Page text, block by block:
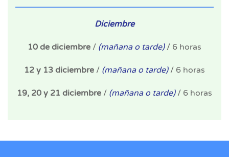
Diciembre
10 de diciembre / (mañana o tarde) / 6 horas
12 y 13 diciembre / (mañana o tarde) / 6 horas
19, 20 y 21 diciembre / (mañana o tarde) / 6 horas